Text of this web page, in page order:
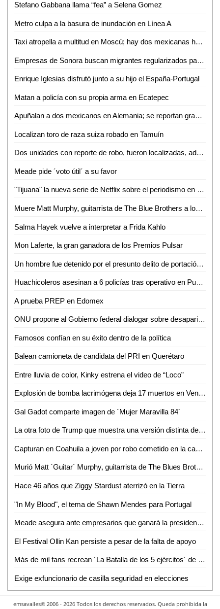
Stefano Gabbana llama “fea” a Selena Gomez
Metro culpa a la basura de inundación en Línea A
Taxi atropella a multitud en Moscú; hay dos mexicanas heridas
Empresas de Sonora buscan migrantes regularizados para contratarlos
Enrique Iglesias disfrutó junto a su hijo el España-Portugal
Matan a policía con su propia arma en Ecatepec
Apuñalan a dos mexicanos en Alemania; se reportan graves
Localizan toro de raza suiza robado en Tamuín
Dos unidades con reporte de robo, fueron localizadas, además una motocicleta fue asegurada en calidad de abandonada
Meade pide ´voto útil´ a su favor
"Tijuana" la nueva serie de Netflix sobre el periodismo en México
Muere Matt Murphy, guitarrista de The Blue Brothers a los 88 años
Salma Hayek vuelve a interpretar a Frida Kahlo
Mon Laferte, la gran ganadora de los Premios Pulsar
Un hombre fue detenido por el presunto delito de portación de arma prohibida, en la colonia El Sauzalito
Huachicoleros asesinan a 6 policías tras operativo en Puebla
A prueba PREP en Edomex
ONU propone al Gobierno federal dialogar sobre desapariciones
Famosos confían en su éxito dentro de la política
Balean camioneta de candidata del PRI en Querétaro
Entre lluvia de color, Kinky estrena el video de “Loco”
Explosión de bomba lacrimógena deja 17 muertos en Venezuela
Gal Gadot comparte imagen de ´Mujer Maravilla 84´
La otra foto de Trump que muestra una versión distinta del G7
Capturan en Coahuila a joven por robo cometido en la capital potosina
Murió Matt ´Guitar´ Murphy, guitarrista de The Blues Brothers
Hace 46 años que Ziggy Stardust aterrizó en la Tierra
"In My Blood", el tema de Shawn Mendes para Portugal
Meade asegura ante empresarios que ganará la presidencia
El Festival Ollin Kan persiste a pesar de la falta de apoyo
Más de mil fans recrean ´La Batalla de los 5 ejércitos´ de ´El Hobbit´
Exige exfuncionario de casilla seguridad en elecciones
emsavalles© 2006 - 2026 Todos los derechos reservados. Queda prohibida la